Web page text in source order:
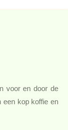
voor en door de
een kop koffie en